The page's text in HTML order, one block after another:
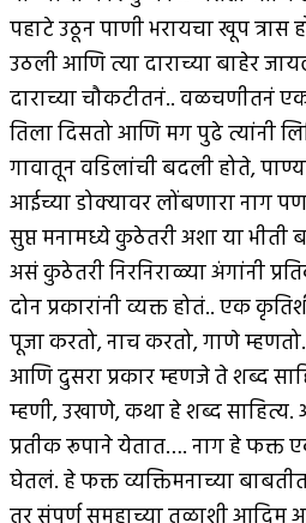
पहाटे उठून पाणी भरायचा खूप त्रास
उठली आणि त्या दाराच्या बाहेर
दाराच्या चौकटीतनं.. वळचणीतनं
तिला दिसतो आणि मग पुढे त्यांनी
गावातून वडिलांची बदली होते,
आईच्या डोक्यावर लोंबणारा नाग पण
सुप्त मनामध्ये कुठेतरी अशा या
असं कुठेतरी निरनिराळ्या अंगांनी
दोन प्रकारांनी व्यक्त होतं.. एक
पूजा करतो, नाच करतो, गाणे
आणि दुसरा प्रकार म्हणजे ते शब्द
म्हणी, उखाणे, कथा हे शब्द साहित्य.
प्रतीक रूपाने येतात…. नाग हे फक्त
घेतलं. हे फक्त व्यक्तिमनाच्या